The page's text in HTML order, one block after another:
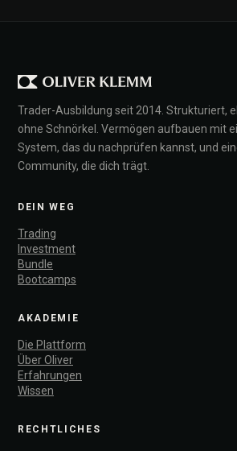
Trader-Ausbildung seit 2014. Strukturiert,
ohne Schnörkel. Vermögen aufbauen mit
System, das du nachprüfen kannst, und
Community, die dich trägt.
DEIN WEG
Trading
Investment
Bundle
Bootcamps
AKADEMIE
Die Plattform
Über Oliver
Erfahrungen
Wissen
RECHTLICHES